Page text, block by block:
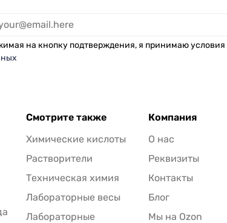
на кнопку подтверждения, я принимаю условия
Смотрите также
Химические кислоты
Растворители
Техническая химия
Лабораторные весы
Лабораторные
Компания
О нас
Реквизиты
Контакты
Блог
Мы на Ozon